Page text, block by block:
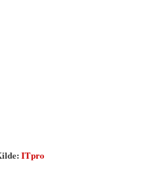
ITpro